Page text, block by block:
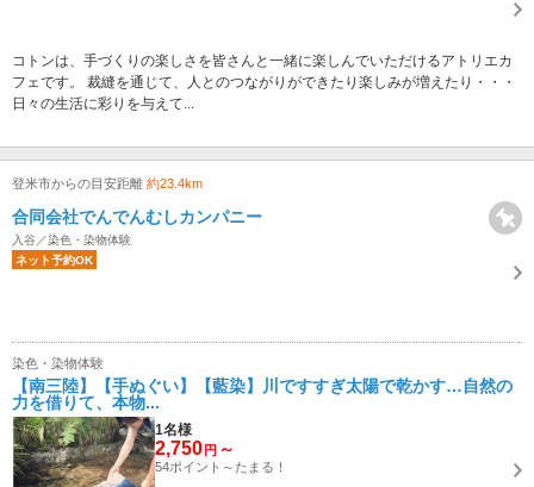
コトンは、手づくりの楽しさを皆さんと一緒に楽しんでいただけるアトリエカ
フェです。 裁縫を通じて、人とのつながりができたり楽しみが増えたり・・・
日々の生活に彩りを与えて...
登米市からの目安距離 約23.4km
合同会社でんでんむしカンパニー
入谷／染色・染物体験
ネット予約OK
染色・染物体験
【南三陸】【手ぬぐい】【藍染】川ですすぎ太陽で乾かす…自然の
力を借りて、本物...
1名様
2,750 円 ～
54ポイント～たまる！